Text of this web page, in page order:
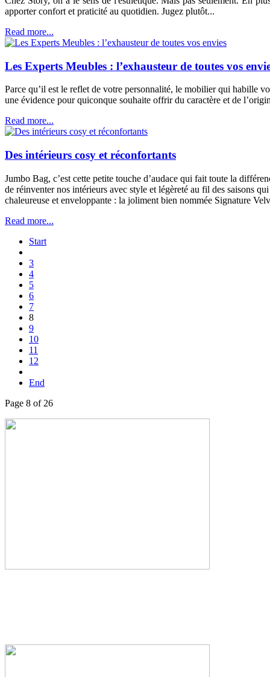
apporter confort et praticité au quotidien. Jugez plutôt...
Read more...
Les Experts Meubles : l’exhausteur de toutes vos
Parce qu’il est le reflet de votre personnalité, le mobilier qui habille
une évidence pour quiconque souhaite offrir du caractère et de
Read more...
Des intérieurs cosy et réconfortants
Jumbo Bag, c’est cette petite touche d’audace qui fait toute la
de réinventer nos intérieurs avec style et légèreté au fil des saisons
chaleureuse et enveloppante : la joliment bien nommée Signature
Read more...
Start
3
4
5
6
7
8
9
10
11
12
End
Page 8 of 26